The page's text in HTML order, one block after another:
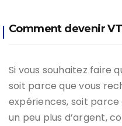
Comment devenir
Si vous souhaitez faire
soit parce que vous
expériences, soit
un peu plus d’argent,